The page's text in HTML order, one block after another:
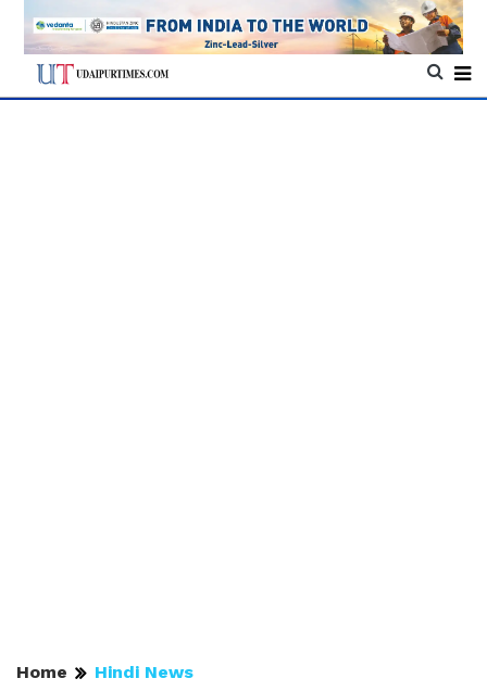
Home Hindi News